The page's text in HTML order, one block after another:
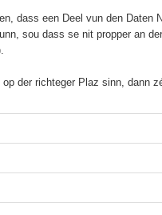
dass een Deel vun den Daten
sou dass se nit propper an
der richteger Plaz sinn, dann